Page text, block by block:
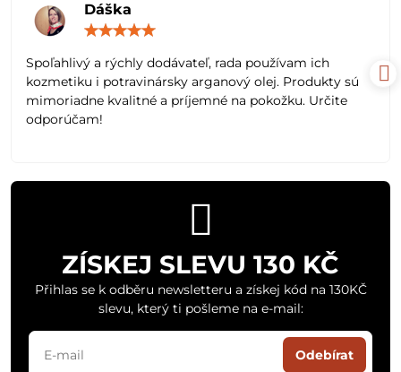
Dáška
5
Spoľahlivý a rýchly dodávateľ, rada používam ich
kozmetiku i potravinársky arganový olej. Produkty sú
mimoriadne kvalitné a príjemné na pokožku. Určite
odporúčam!
ZÍSKEJ SLEVU 130 KČ
Přihlas se k odběru newsletteru a získej kód na 130KČ
slevu, který ti pošleme na e-mail:
Odebírat